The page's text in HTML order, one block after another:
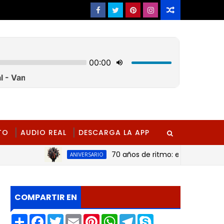
AUDIO REAL DESCARGA LA APP
ANIVERSARIO 70 años de ritmo: el inagotable
COMPARTIR EN
S
F
T
E
P
W
T